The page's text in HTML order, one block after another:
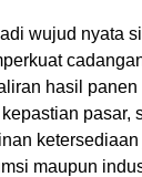
wujud nyata
hasil
pasar,
maupun